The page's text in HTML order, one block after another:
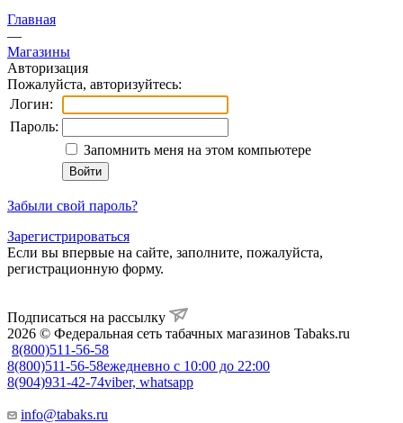
Главная
—
Магазины
Авторизация
Пожалуйста, авторизуйтесь:
Логин:
Пароль:
Запомнить меня на этом компьютере
Забыли свой пароль?
Зарегистрироваться
Если вы впервые на сайте, заполните, пожалуйста,
регистрационную форму.
Подписаться на рассылку
2026 © Федеральная сеть табачных магазинов Tabaks.ru
8(800)511-56-58
8(800)511-56-58ежедневно с 10:00 до 22:00
8(904)931-42-74viber, whatsapp
info@tabaks.ru